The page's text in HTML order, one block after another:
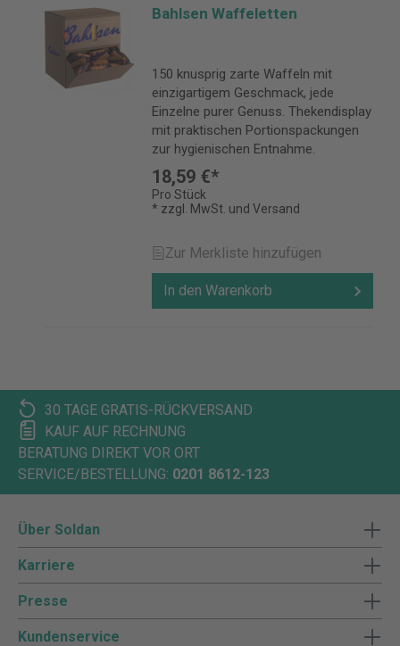
Bahlsen Waffeletten
150 knusprig zarte Waffeln mit
einzigartigem Geschmack, jede
Einzelne purer Genuss. Thekendisplay
mit praktischen Portionspackungen
zur hygienischen Entnahme.
18,59 €*
Pro Stück
* zzgl. MwSt. und Versand
Zur Merkliste hinzufügen
In den Warenkorb
30 TAGE GRATIS-RÜCKVERSAND
KAUF AUF RECHNUNG
BERATUNG DIREKT VOR ORT
SERVICE/BESTELLUNG: 0201 8612-123
Über Soldan
Karriere
Presse
Kundenservice